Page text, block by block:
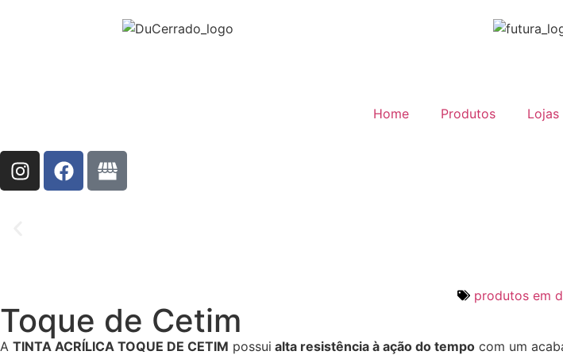
Home Produtos Lojas
produtos em
Toque de Cetim
A TINTA ACRÍLICA TOQUE DE CETIM possui alta resistência à ação do tempo com um